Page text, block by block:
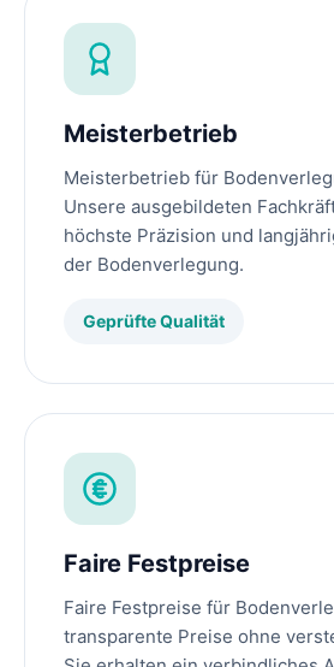
Meisterbetrieb
Meisterbetrieb für
Unsere ausgebildeten
höchste Präzision und
der Bodenverlegung.
Geprüfte Qualität
Faire Festpreise
Faire Festpreise für
transparente Preise ohne